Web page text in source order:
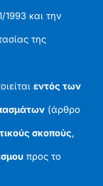
και την
της
εντός των
(άρθρο
σκοπούς,
προς το